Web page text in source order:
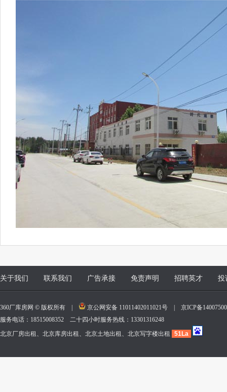
关于我们 联系我们 广告承接 免责声明 招聘英才 投
360厂库房网 © 版权所有 | 京公网安备 11011402011021号
京ICP备
服务电话：18515008352 二十四小时服务热线：13301316248
北京厂房出租、北京库房出租、北京土地出租、北京写字楼出租
51La